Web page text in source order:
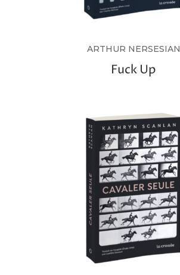
ARTHUR NERSESIAN
Fuck Up